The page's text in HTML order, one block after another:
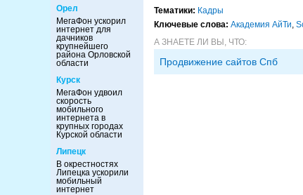
Орел
МегаФон ускорил
интернет для
дачников
крупнейшего
района Орловской
области
Курск
МегаФон удвоил
скорость
мобильного
интернета в
крупных городах
Курской области
Липецк
В окрестностях
Липецка ускорили
мобильный
интернет
Тематики: Кадры
Ключевые слова: Академия АйТи,
А ЗНАЕТЕ ЛИ ВЫ, ЧТО:
Продвижение сайтов Спб